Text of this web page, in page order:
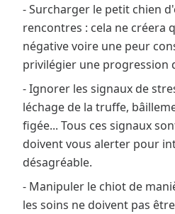
- Surcharger le petit chien
rencontres : cela ne créera
négative voire une peur
privilégier une progression
- Ignorer les signaux de
léchage de la truffe,
figée... Tous ces signaux
doivent vous alerter pour
désagréable.
- Manipuler le chiot de
les soins ne doivent pas